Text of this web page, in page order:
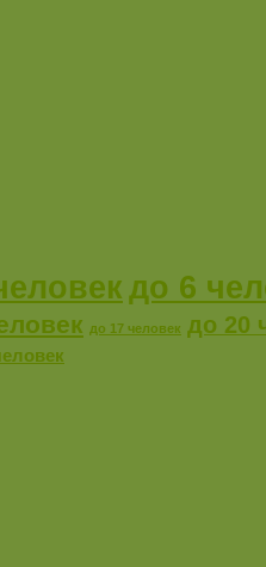
до 6
до 17 человек до 20